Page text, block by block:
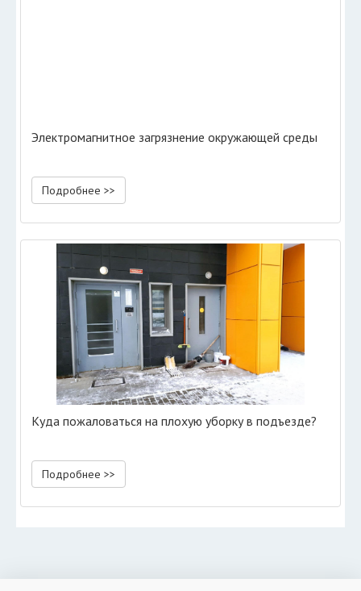
Электромагнитное загрязнение окружающей среды
Подробнее >>
Куда пожаловаться на плохую уборку в подъезде?
Подробнее >>